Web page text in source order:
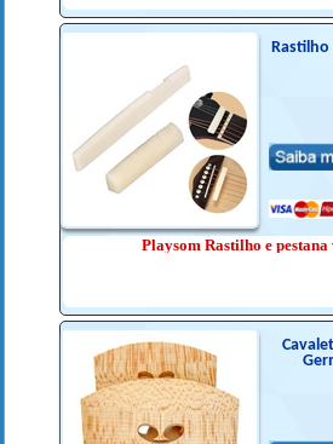
Rastilho
Playsom Rastilho e